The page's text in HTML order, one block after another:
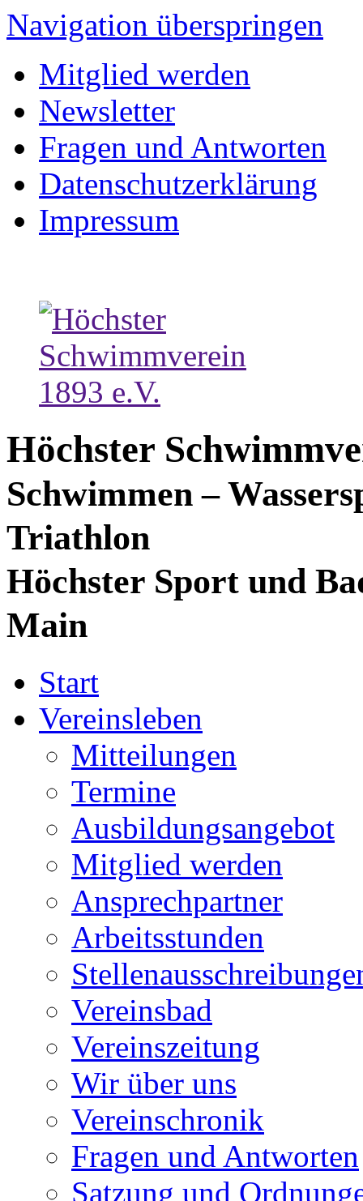
Navigation überspringen
Mitglied werden
Newsletter
Fragen und Antworten
Datenschutzerklärung
Impressum
Höchster
Schwimmen –
Triathlon
Höchster Sport und
Main
Start
Vereinsleben
Mitteilungen
Termine
Ausbildungsangebot
Mitglied werden
Ansprechpartner
Arbeitsstunden
Vereinsbad
Vereinszeitung
Wir über uns
Vereinschronik
Fragen und Antworten
Satzung und